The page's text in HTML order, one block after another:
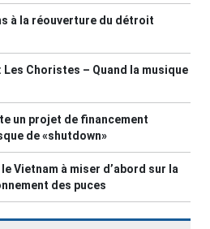
à la réouverture du détroit
Les Choristes – Quand la musique
un projet de financement
de «shutdown»
Vietnam à miser d’abord sur la
des puces